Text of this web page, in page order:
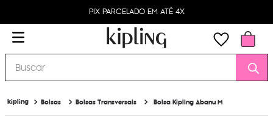
PIX PARCELADO EM ATÉ 4X
Buscar
Bolsas Bolsas Transversais Bolsa Kipling Abanu M